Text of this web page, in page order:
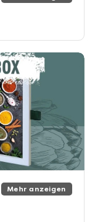
Mehr anzeigen